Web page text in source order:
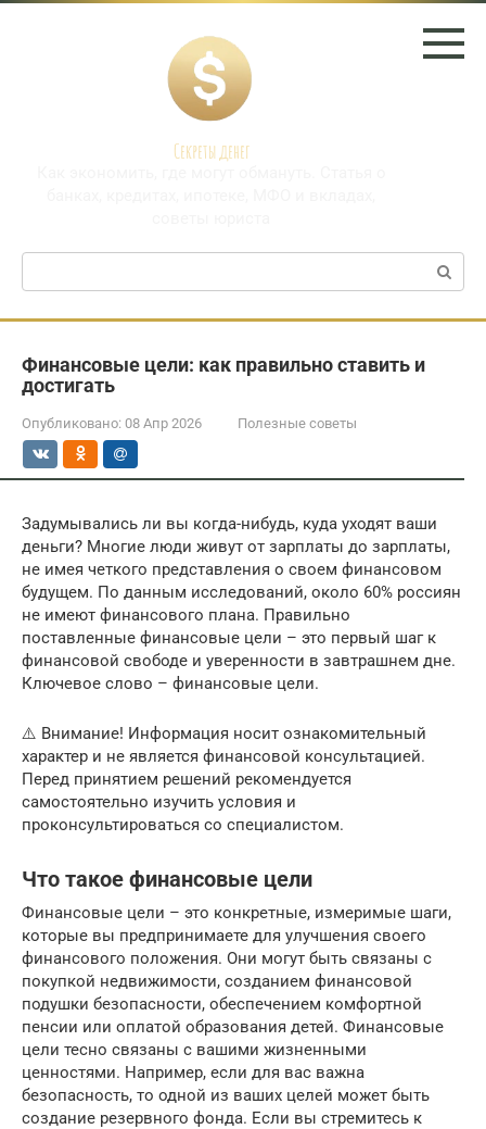
Перейти
Секреты денег
Поиск:
Финансовые цели: как правильно ставить и
достигать
Опубликовано: 08 Апр 2026 Полезные советы
Задумывались ли вы когда-нибудь, куда уходят ваши
деньги? Многие люди живут от зарплаты до зарплаты,
не имея четкого представления о своем финансовом
будущем. По данным исследований, около 60% россиян
не имеют финансового плана. Правильно
поставленные финансовые цели – это первый шаг к
финансовой свободе и уверенности в завтрашнем дне.
Ключевое слово – финансовые цели.
⚠️ Внимание! Информация носит ознакомительный
характер и не является финансовой консультацией.
Перед принятием решений рекомендуется
самостоятельно изучить условия и
проконсультироваться со специалистом.
Что такое финансовые цели
Финансовые цели – это конкретные, измеримые шаги,
которые вы предпринимаете для улучшения своего
финансового положения. Они могут быть связаны с
покупкой недвижимости, созданием финансовой
подушки безопасности, обеспечением комфортной
пенсии или оплатой образования детей. Финансовые
цели тесно связаны с вашими жизненными
ценностями. Например, если для вас важна
безопасность, то одной из ваших целей может быть
создание резервного фонда. Если вы стремитесь к